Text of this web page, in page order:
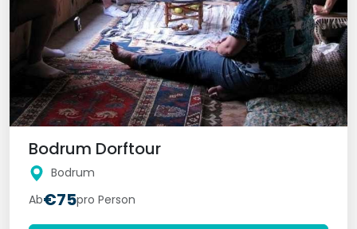
Bodrum Dorftour
Bodrum
Ab€75pro Person